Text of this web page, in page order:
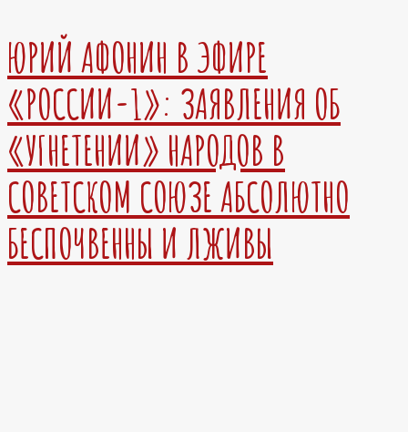
ЮРИЙ АФОНИН В ЭФИРЕ
«РОССИИ-1»: ЗАЯВЛЕНИЯ ОБ
«УГНЕТЕНИИ» НАРОДОВ В
СОВЕТСКОМ СОЮЗЕ АБСОЛЮТНО
БЕСПОЧВЕННЫ И ЛЖИВЫ